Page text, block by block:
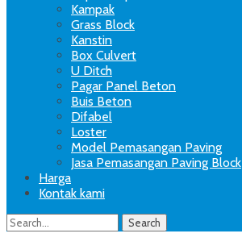
Kampak
Grass Block
Kanstin
Box Culvert
U Ditch
Pagar Panel Beton
Buis Beton
Difabel
Loster
Model Pemasangan Paving
Jasa Pemasangan Paving Block
Harga
Kontak kami
Search
Search
for: